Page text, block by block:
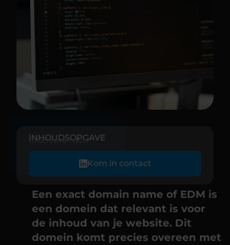
Geschreven door
Kom in contact
INHOUDSOPGAVE
Een exact domain name of EDM is
een domein dat relevant is voor
de inhoud van je website. Dit
domein komt precies overeen met